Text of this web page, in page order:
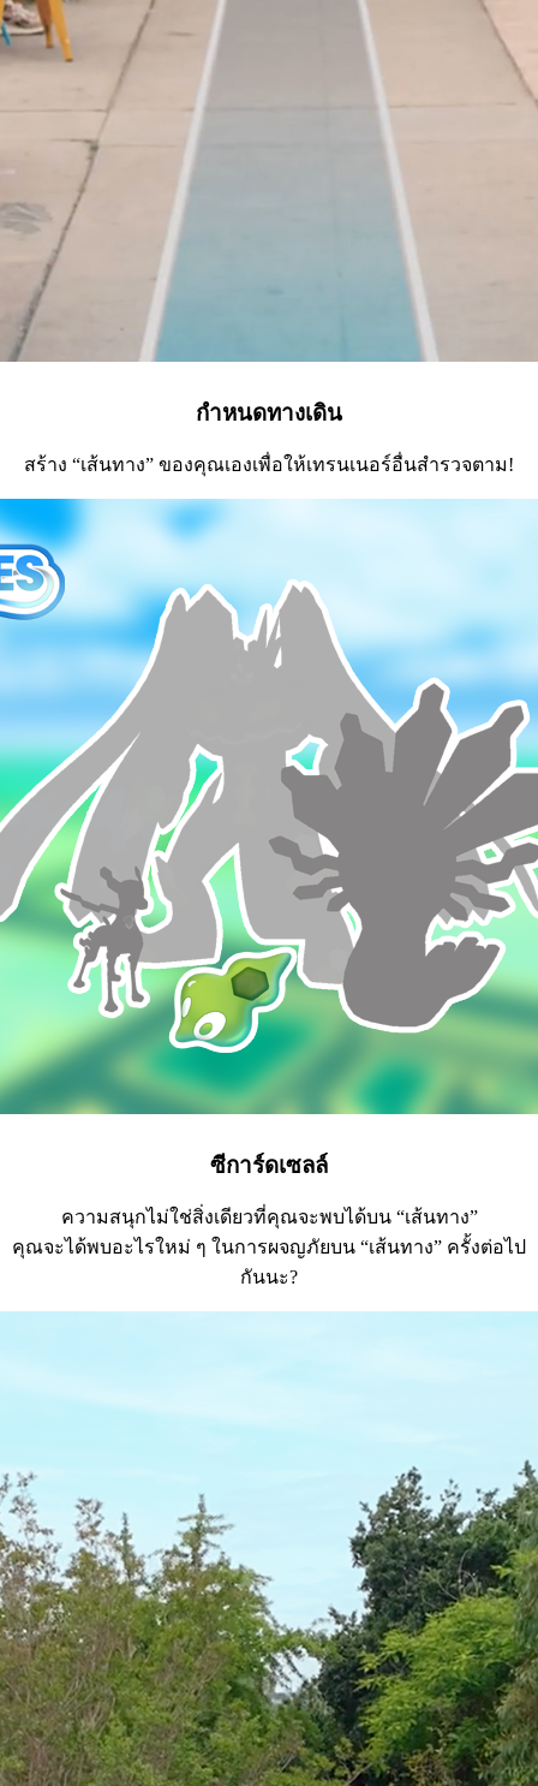
กำหนดทางเดิน
สร้าง “เส้นทาง” ของคุณเองเพื่อให้เทรนเนอร์อื่นสำรวจตาม!
ซีการ์ดเซลล์
ความสนุกไม่ใช่สิ่งเดียวที่คุณจะพบได้บน “เส้นทาง”
คุณจะได้พบอะไรใหม่ ๆ ในการผจญภัยบน “เส้นทาง” ครั้งต่อไป
กันนะ?